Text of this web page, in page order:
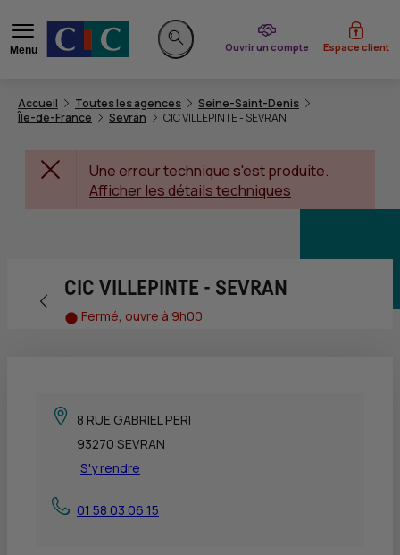
Menu
Rechercher sur le site
Ouvrir un compte
du CIC Espace client
Accueil Toutes les agences
Seine-Saint-Denis
Île-de-France
Sevran CIC VILLEPINTE - SEVRAN
Une erreur technique s'est produite.
Afficher les détails techniques
Retour vers la page précédente
CIC VILLEPINTE - SEVRAN
Fermé, ouvre à 9h00
8 RUE GABRIEL PERI
93270 SEVRAN
S'y rendre
01 58 03 06 15